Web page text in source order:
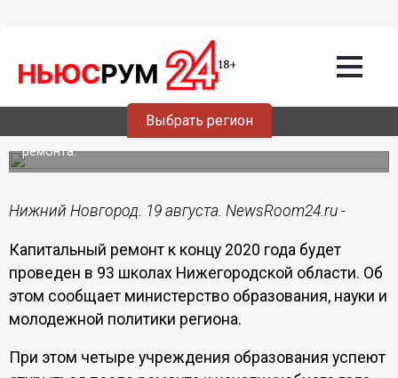
Выбрать регион
19.08.202011:11
Капремонт 93 нижегородских школ
завершат до конца года
Четыре учреждения откроются в День Знаний после
ремонта.
Нижний Новгород. 19 августа. NewsRoom24.ru -
Капитальный ремонт к концу 2020 года будет
проведен в 93 школах Нижегородской области. Об
этом сообщает министерство образования, науки и
молодежной политики региона.
При этом четыре учреждения образования успеют